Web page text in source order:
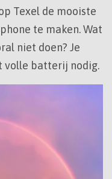
Texel de mooiste
te maken. Wat
niet doen? Je
volle batterij nodig.